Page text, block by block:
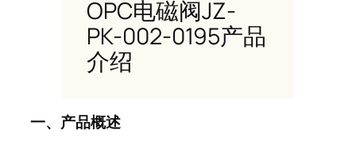
OPC电磁阀JZ-
PK-002-0195产品
介绍
一、产品概述